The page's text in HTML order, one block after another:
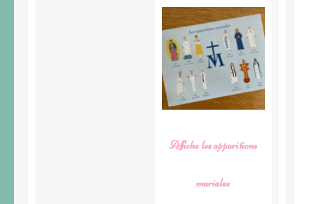
Affiche les apparitions
mariales